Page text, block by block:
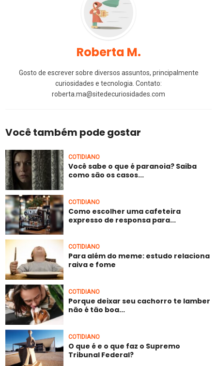
Roberta M.
Gosto de escrever sobre diversos assuntos, principalmente
curiosidades e tecnologia. Contato:
roberta.ma@sitedecuriosidades.com
Você também pode gostar
COTIDIANO
Você sabe o que é paranoia? Saiba
como são os casos...
COTIDIANO
Como escolher uma cafeteira
expresso de responsa para...
COTIDIANO
Para além do meme: estudo relaciona
raiva e fome
COTIDIANO
Porque deixar seu cachorro te lamber
não é tão boa...
COTIDIANO
O que é e o que faz o Supremo
Tribunal Federal?